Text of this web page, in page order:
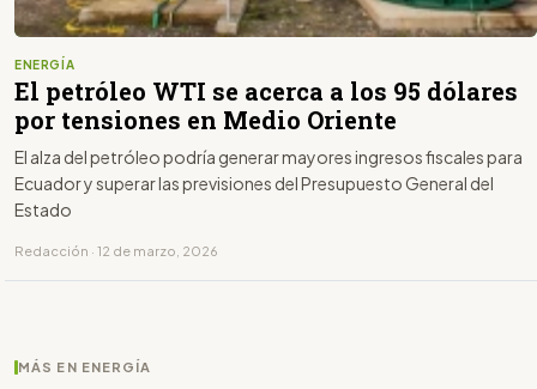
ENERGÍA
El petróleo WTI se acerca a los 95 dólares
por tensiones en Medio Oriente
El alza del petróleo podría generar mayores ingresos fiscales para
Ecuador y superar las previsiones del Presupuesto General del
Estado
Redacción · 12 de marzo, 2026
MÁS EN ENERGÍA